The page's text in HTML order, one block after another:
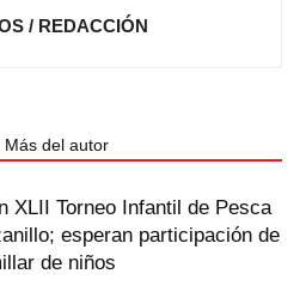
/ REDACCIÓN
Más del autor
XLII Torneo Infantil de Pesca
esperan participación de
de niños